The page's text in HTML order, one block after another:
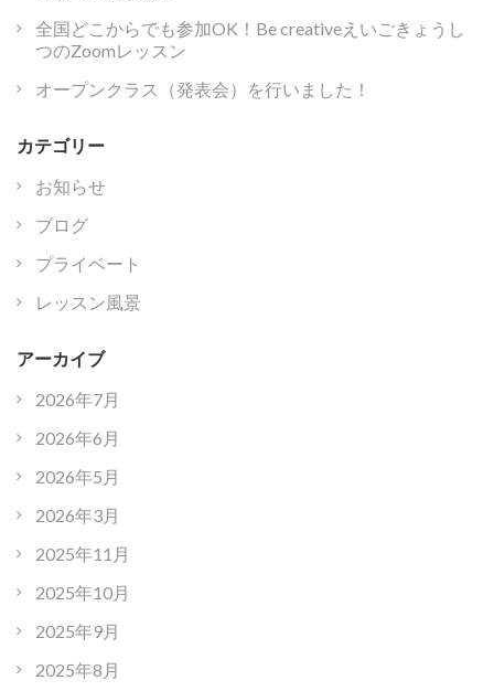
全国どこからでも参加OK！Be creativeえいごきょうし
つのZoomレッスン
オープンクラス（発表会）を行いました！
カテゴリー
お知らせ
ブログ
プライベート
レッスン風景
アーカイブ
2026年7月
2026年6月
2026年5月
2026年3月
2025年11月
2025年10月
2025年9月
2025年8月